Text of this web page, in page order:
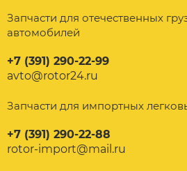
Запчасти для отечественных
автомобилей
+7 (391) 290-22-99
avto@rotor24.ru
Запчасти для импортных
+7 (391) 290-22-88
rotor-import@mail.ru